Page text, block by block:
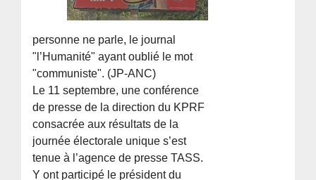
personne ne parle, le journal
"l’Humanité" ayant oublié le mot
"communiste". (JP-ANC)
Le 11 septembre, une conférence
de presse de la direction du KPRF
consacrée aux résultats de la
journée électorale unique s’est
tenue à l’agence de presse TASS.
Y ont participé le président du